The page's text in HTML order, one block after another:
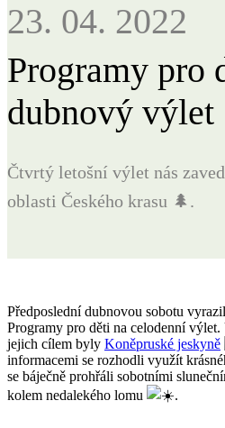
23. 04. 2022
Programy pro
dubnový výlet
Čtvrtý letošní výlet nás
oblasti Českého krasu 🌲.
Předposlední dubnovou sobotu
Programy pro děti na celodenní
jejich cílem byly Koněpruské jeskyně
informacemi se rozhodli využít
se báječně prohřáli sobotními
kolem nedalekého lomu
.